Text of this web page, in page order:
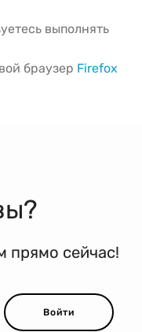
выполнять
браузер Firefox
прямо сейчас!
Войти